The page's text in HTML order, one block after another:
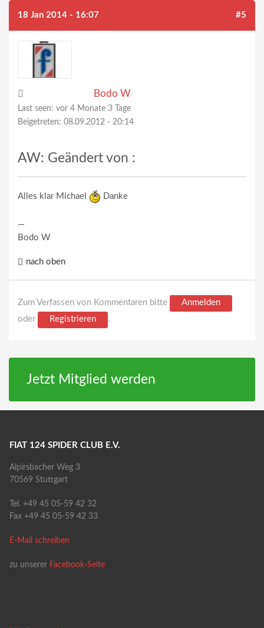
18 Jan 2014 - 16:07 #5
Bodo W
Last seen: vor 4 Monate 3 Tage
Beigetreten: 08.09.2012 - 20:14
AW: Geändert von :
Alles klar Michael Danke
—
Bodo W
nach oben
Zum Verfassen von Kommentaren bitte
Anmelden
oder
Registrieren .
Jetzt Mitglied werden
FIAT 124 SPIDER CLUB E.V.
Alpirsbacher Weg 3
70569 Stuttgart
Tel. +49 45 05-59 42 32
Fax +49 45 05-59 42 33
E-Mail schreiben
zu unserer Facebook-Seite